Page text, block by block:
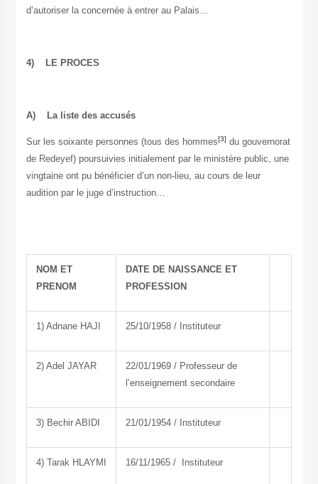
d’autoriser la concernée à entrer au Palais…
4) LE PROCES
A) La liste des accusés
Sur les soixante personnes (tous des hommes[3] du gouvernorat
de Redeyef) poursuivies initialement par le ministère public, une
vingtaine ont pu bénéficier d’un non-lieu, au cours de leur
audition par le juge d’instruction…
NOM ET
PRENOM
DATE DE NAISSANCE ET
PROFESSION
1) Adnane HAJI 25/10/1958 / Instituteur
2) Adel JAYAR
22/01/1969 / Professeur de
l’enseignement secondaire
3) Bechir ABIDI 21/01/1954 / Instituteur
4) Tarak HLAYMI 16/11/1965 / Instituteur